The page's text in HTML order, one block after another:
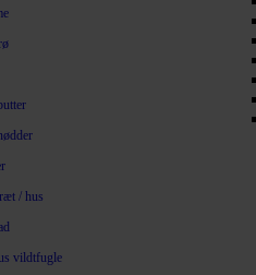
/ hus
vildtfugle